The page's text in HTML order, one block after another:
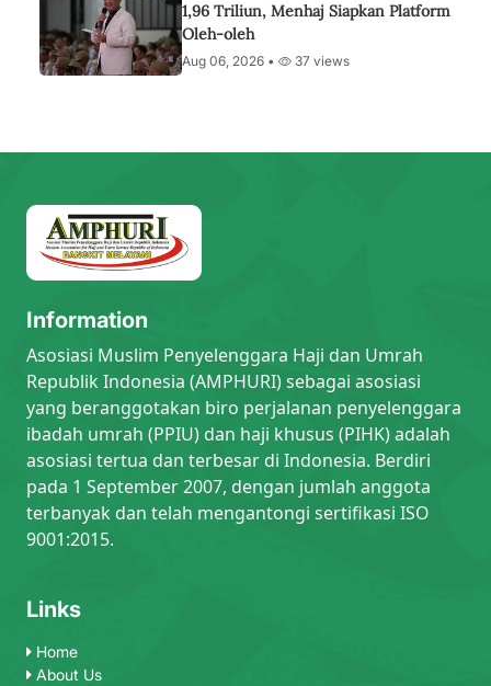
1,96 Triliun, Menhaj Siapkan Platform
Oleh-oleh
Aug 06, 2026 • 37 views
Information
Asosiasi Muslim Penyelenggara Haji dan Umrah
Republik Indonesia (AMPHURI) sebagai asosiasi
yang beranggotakan biro perjalanan penyelenggara
ibadah umrah (PPIU) dan haji khusus (PIHK) adalah
asosiasi tertua dan terbesar di Indonesia. Berdiri
pada 1 September 2007, dengan jumlah anggota
terbanyak dan telah mengantongi sertifikasi ISO
9001:2015.
Links
Home
About Us